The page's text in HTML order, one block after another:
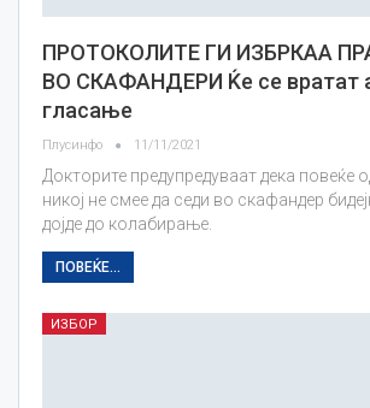
ПРОТОКОЛИТЕ ГИ ИЗБРКАА
ВО СКАФАНДЕРИ Ќе се вратат
гласање
Плусинфо 11/11/2021
Докторите предупредуваат дека повеќе
никој не смее да седи во скафандер
дојде до колабирање.
ПОВЕЌЕ...
ИЗБОР